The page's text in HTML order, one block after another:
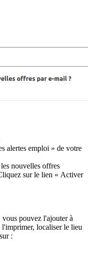
alertes emploi » de votre
nouvelles offres
sur le lien « Activer
pouvez l'ajouter à
localiser le lieu
: